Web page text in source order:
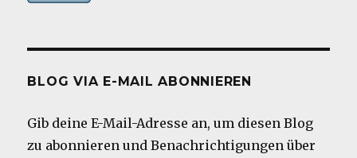
BLOG VIA E-MAIL ABONNIEREN
Gib deine E-Mail-Adresse an, um diesen Blog
zu abonnieren und Benachrichtigungen über